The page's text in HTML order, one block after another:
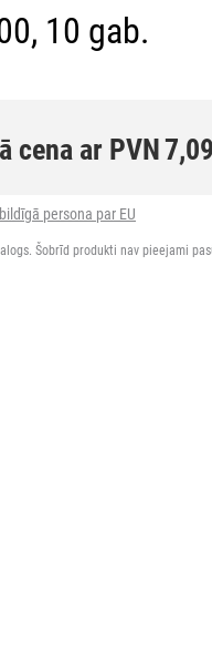
10 gab.
cena ar PVN7,09
persona par EU
Šobrīd produkti nav pieejami